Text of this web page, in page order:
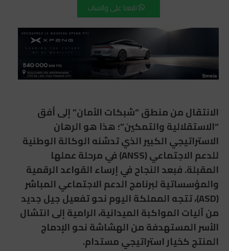
تابعنا على واتساب
الانتقال من منطق “شبكات الأمان” إلى أفق
“الاستقلالية والتمكين”؛ هذا هو الرهان
الاستراتيجي الكبير الذي تدشنه الوكالة الوطنية
للدعم الاجتماعي (ANSS) في مرحلة عملها
المقبلة. فبعد النجاح في إرساء القواعد الرقمية
والمؤسساتية لبرنامج الدعم الاجتماعي المباشر
(ASD)، تتجه المملكة اليوم نحو تفعيل جيل جديد
من آليات المواكبة الميدانية، الرامية إلى انتشال
الأسر المستهدفة من الهشاشة نحو الإدماج
المنتج كخيار استراتيجي مستدام.